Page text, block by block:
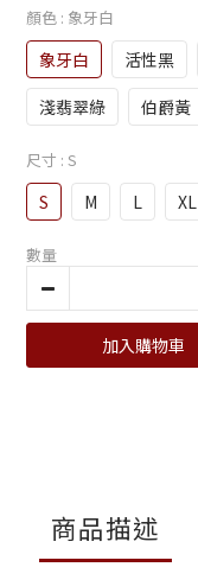
顏色 : 象牙白
象牙白 活性黑
淺翡翠綠
伯爵黃
尺寸 : S
S M L XL
數量
加入購物車
商品描述